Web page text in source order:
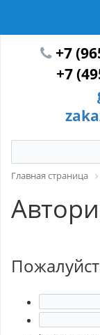
+7
+7
Главная страница